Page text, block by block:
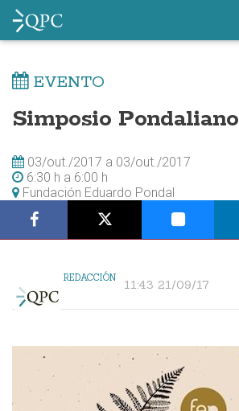
EVENTO
Simposio Pondaliano
03/out./2017 a 03/out./2017
6:30 h a 6:00 h
Fundación Eduardo Pondal
REDACCIÓN 11:43 21/09/17